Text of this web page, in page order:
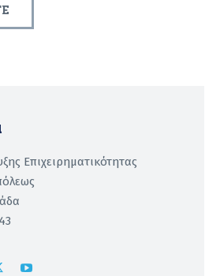
Επιχειρηματικότητας